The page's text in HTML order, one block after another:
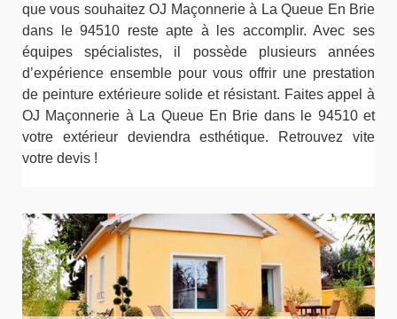
que vous souhaitez OJ Maçonnerie à La Queue En Brie
dans le 94510 reste apte à les accomplir. Avec ses
équipes spécialistes, il possède plusieurs années
d’expérience ensemble pour vous offrir une prestation
de peinture extérieure solide et résistant. Faites appel à
OJ Maçonnerie à La Queue En Brie dans le 94510 et
votre extérieur deviendra esthétique. Retrouvez vite
votre devis !